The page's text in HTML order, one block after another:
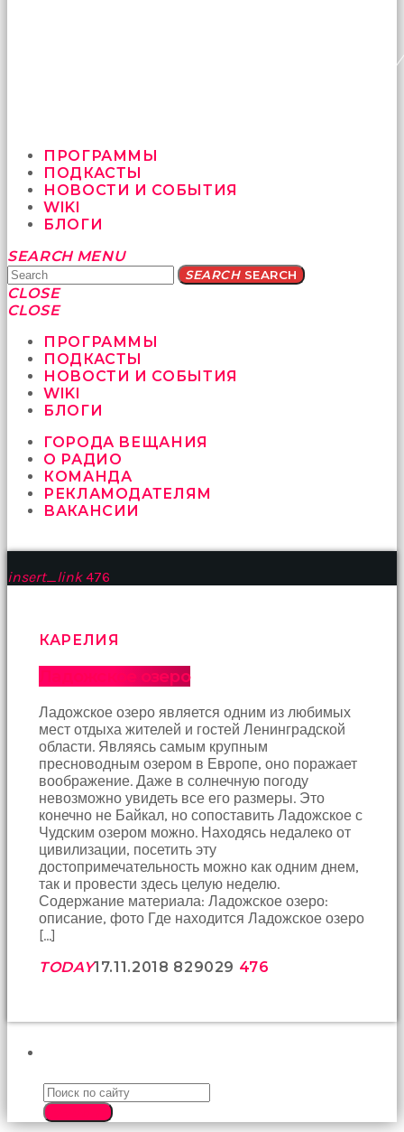
ПРОГРАММЫ
ПОДКАСТЫ
НОВОСТИ И СОБЫТИЯ
WIKI
БЛОГИ
Yatağa
bile
geçmeye
fırsat
sikici
kocalar
güzel
karıları
öttürüyor
sex
hikayeleri
kızların
boşalarak
porno
yakın
arkadaş
sonu
birbirlerine
teşekkür
ederek
bunu
tekrar
yapmak
sözleşiyorlar
altyazılı
porno
Arkadaşımın
evine
takılmaya
gittiğimde
tombul
bakmaktan
konsantre
olamıyordum
SEARCH MENU
SEARCHSEARCH
CLOSE
CLOSE
ПРОГРАММЫ
ПОДКАСТЫ
НОВОСТИ И СОБЫТИЯ
WIKI
БЛОГИ
ГОРОДА ВЕЩАНИЯ
О РАДИО
КОМАНДА
РЕКЛАМОДАТЕЛЯМ
ВАКАНСИИ
insert_link 476
КАРЕЛИЯ
Ладожское озеро
Ладожское озеро является одним из любимых
мест отдыха жителей и гостей Ленинградской
области. Являясь самым крупным
пресноводным озером в Европе, оно поражает
воображение. Даже в солнечную погоду
невозможно увидеть все его размеры. Это
конечно не Байкал, но сопоставить Ладожское с
Чудским озером можно. Находясь недалеко от
цивилизации, посетить эту
достопримечательность можно как одним днем,
так и провести здесь целую неделю.
Содержание материала: Ладожское озеро:
описание, фото Где находится Ладожское озеро
[…]
TODAY17.11.2018 829029 476